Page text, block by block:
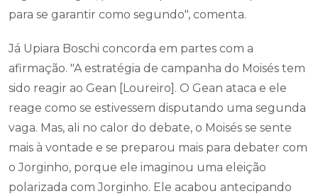
para se garantir como segundo", comenta.
Já Upiara Boschi concorda em partes com a
afirmação. "A estratégia de campanha do Moisés tem
sido reagir ao Gean [Loureiro]. O Gean ataca e ele
reage como se estivessem disputando uma segunda
vaga. Mas, ali no calor do debate, o Moisés se sente
mais à vontade e se preparou mais para debater com
o Jorginho, porque ele imaginou uma eleição
polarizada com Jorginho. Ele acabou antecipando